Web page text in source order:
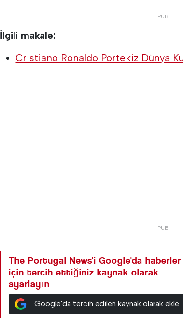
İlgili makale:
Cristiano Ronaldo Portekiz Dünya
The Portugal News'i Google'da haberler
için tercih ettiğiniz kaynak olarak
ayarlayın
Google'da tercih edilen kaynak olarak ekle